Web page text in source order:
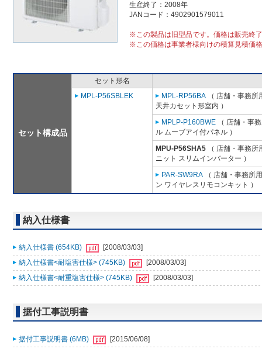
生産終了：2008年
JANコード：4902901579011
※この製品は旧型品です。価格は販売終
※この価格は事業者様向けの積算見積価
セット構成品
セット形名
MPL-P56SBLEK
MPL-RP56BA （ 店舗・事務
天井カセット形室内 ）
MPLP-P160BWE （ 店舗・事
ル ムーブアイ付パネル ）
MPU-P56SHA5 （ 店舗・事務
ニット スリムインバーター ）
PAR-SW9RA （ 店舗・事務所
ン ワイヤレスリモコンキット ）
納入仕様書
納入仕様書 (654KB)
[2008/03/03]
納入仕様書<耐塩害仕様> (745KB)
[2008/03/03]
納入仕様書<耐重塩害仕様> (745KB)
[2008/03/03]
据付工事説明書
据付工事説明書 (6MB) [2015/06/08]